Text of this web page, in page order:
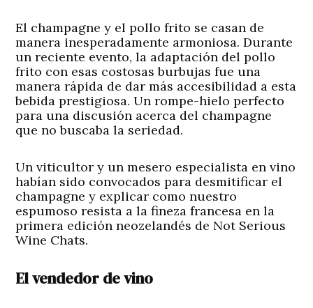
El champagne y el pollo frito se casan de
manera inesperadamente armoniosa. Durante
un reciente evento, la adaptación del pollo
frito con esas costosas burbujas fue una
manera rápida de dar más accesibilidad a esta
bebida prestigiosa. Un rompe-hielo perfecto
para una discusión acerca del champagne
que no buscaba la seriedad.
Un viticultor y un mesero especialista en vino
habían sido convocados para desmitificar el
champagne y explicar como nuestro
espumoso resista a la fineza francesa en la
primera edición neozelandés de Not Serious
Wine Chats.
El vendedor de vino